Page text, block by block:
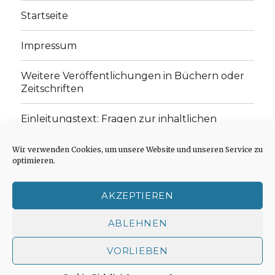
Wir verwenden Cookies, um unsere Website und unseren Service zu
optimieren.
AKZEPTIEREN
ABLEHNEN
VORLIEBEN
Startseite
Impressum
Weitere Veröffentlichungen in Büchern oder
Zeitschriften
Einleitungstext: Fragen zur inhaltlichen
„schwachen Glaubens“
Cookie-Richtlinie (EU)
Impressum